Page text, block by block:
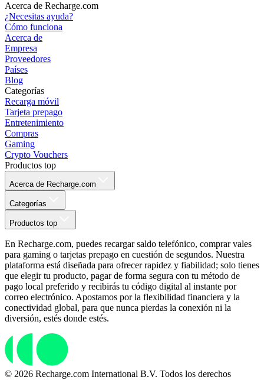
Acerca de Recharge.com
¿Necesitas ayuda?
Cómo funciona
Acerca de
Empresa
Proveedores
Países
Blog
Categorías
Recarga móvil
Tarjeta prepago
Entretenimiento
Compras
Gaming
Crypto Vouchers
Productos top
Acerca de Recharge.com
Categorías
Productos top
En Recharge.com, puedes recargar saldo telefónico, comprar vales
para gaming o tarjetas prepago en cuestión de segundos. Nuestra
plataforma está diseñada para ofrecer rapidez y fiabilidad; solo tienes
que elegir tu producto, pagar de forma segura con tu método de
pago local preferido y recibirás tu código digital al instante por
correo electrónico. Apostamos por la flexibilidad financiera y la
conectividad global, para que nunca pierdas la conexión ni la
diversión, estés donde estés.
© 2026 Recharge.com International B.V. Todos los derechos